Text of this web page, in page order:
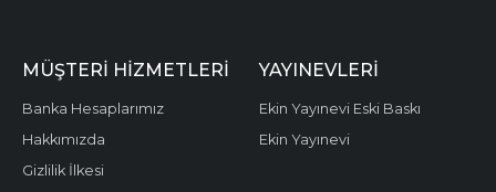
MÜŞTERI HIZMETLERI
Banka Hesaplarımız
Hakkımızda
Gizlilik İlkesi
YAYINEVLERI
Ekin Yayınevi Eski Baskı
Ekin Yayınevi